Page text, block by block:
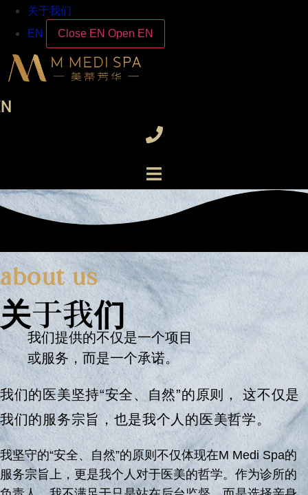
关于我们
EN
Close EN Open EN
about us
关于我们
我们提供的不仅是一个项目
或服务，而是一个承诺。
我们的医美坚持“安全、自然”的原则， 这不仅是
我们的服务宗旨，也是我个人的医美哲学。
我坚守的“安全、自然”的原则不仅体现在M Medi Spa的
服务宗旨上，更是我个人对于医美的哲学。作为诊所的